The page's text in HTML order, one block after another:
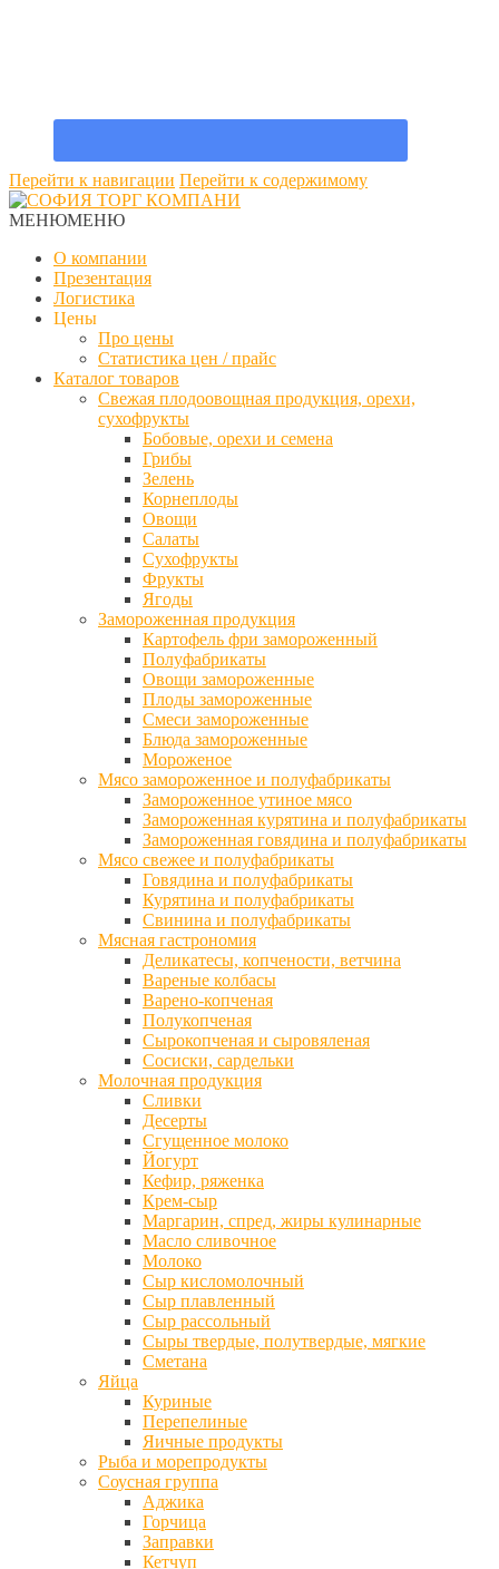
Перейти к навигации Перейти к содержимому
МЕНЮМЕНЮ
О компании
Презентация
Логистика
Цены
Про цены
Статистика цен / прайс
Каталог товаров
Свежая плодоовощная продукция, орехи,
сухофрукты
Бобовые, орехи и семена
Грибы
Зелень
Корнеплоды
Овощи
Салаты
Сухофрукты
Фрукты
Ягоды
Замороженная продукция
Картофель фри замороженный
Полуфабрикаты
Овощи замороженные
Плоды замороженные
Смеси замороженные
Блюда замороженные
Мороженое
Мясо замороженное и полуфабрикаты
Замороженное утиное мясо
Замороженная курятина и полуфабрикаты
Замороженная говядина и полуфабрикаты
Мясо свежее и полуфабрикаты
Говядина и полуфабрикаты
Курятина и полуфабрикаты
Свинина и полуфабрикаты
Мясная гастрономия
Деликатесы, копчености, ветчина
Вареные колбасы
Варено-копченая
Полукопченая
Сырокопченая и сыровяленая
Сосиски, сардельки
Молочная продукция
Сливки
Десерты
Сгущенное молоко
Йогурт
Кефир, ряженка
Крем-сыр
Маргарин, спред, жиры кулинарные
Масло сливочное
Молоко
Сыр кисломолочный
Сыр плавленный
Сыр рассольный
Сыры твердые, полутвердые, мягкие
Сметана
Яйца
Куриные
Перепелиные
Яичные продукты
Рыба и морепродукты
Соусная группа
Аджика
Горчица
Заправки
Кетчуп